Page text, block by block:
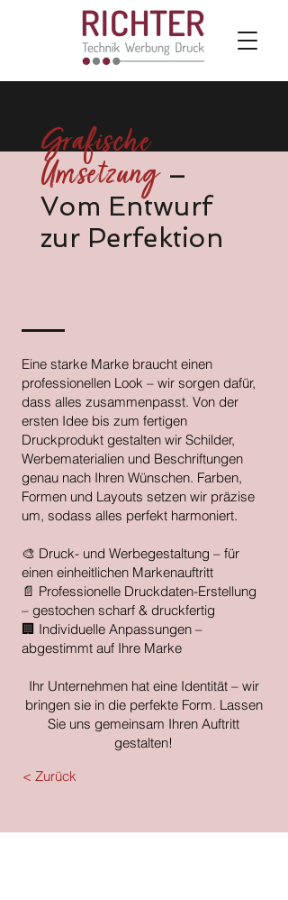
Grafische
Umsetzung–
Vom Entwurf
zur Perfektion
Eine starke Marke braucht einen
professionellen Look – wir sorgen dafür,
dass alles zusammenpasst. Von der
ersten Idee bis zum fertigen
Druckprodukt gestalten wir Schilder,
Werbematerialien und Beschriftungen
genau nach Ihren Wünschen. Farben,
Formen und Layouts setzen wir präzise
um, sodass alles perfekt harmoniert.
🎨 Druck- und Werbegestaltung – für
einen einheitlichen Markenauftritt
📄 Professionelle Druckdaten-Erstellung
– gestochen scharf & druckfertig
🏢 Individuelle Anpassungen –
abgestimmt auf Ihre Marke
Ihr Unternehmen hat eine Identität – wir
bringen sie in die perfekte Form. Lassen
Sie uns gemeinsam Ihren Auftritt
gestalten!
< Zurück